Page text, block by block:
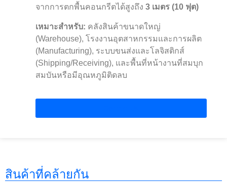
จากการตกพื้นคอนกรีตได้สูงถึง 3 เมตร (10 ฟุต)
เหมาะสำหรับ: คลังสินค้าขนาดใหญ่
(Warehouse), โรงงานอุตสาหกรรมและการผลิต
(Manufacturing), ระบบขนส่งและโลจิสติกส์
(Shipping/Receiving), และพื้นที่หน้างานที่สมบุก
สมบันหรือมีอุณหภูมิติดลบ
สินค้าที่คล้ายกัน